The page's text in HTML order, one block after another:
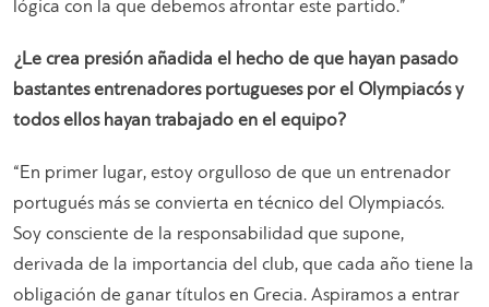
lógica con la que debemos afrontar este partido.”
¿Le crea presión añadida el hecho de que hayan pasado
bastantes entrenadores portugueses por el Olympiacós y
todos ellos hayan trabajado en el equipo?
“En primer lugar, estoy orgulloso de que un entrenador
portugués más se convierta en técnico del Olympiacós.
Soy consciente de la responsabilidad que supone,
derivada de la importancia del club, que cada año tiene la
obligación de ganar títulos en Grecia. Aspiramos a entrar